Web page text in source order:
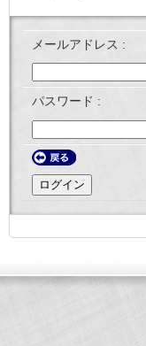
メールアドレス
パスワード